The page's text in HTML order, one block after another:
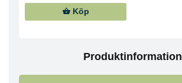
Köp
Produktinformation